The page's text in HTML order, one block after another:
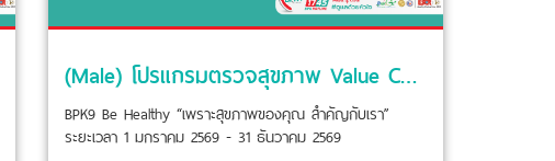
(Male) โปรแกรมตรวจสุขภาพ Value Check-Up
BPK9 Be Healthy “เพราะสุขภาพของคุณ สำคัญกับเรา”
ระยะเวลา 1 มกราคม 2569 - 31 ธันวาคม 2569